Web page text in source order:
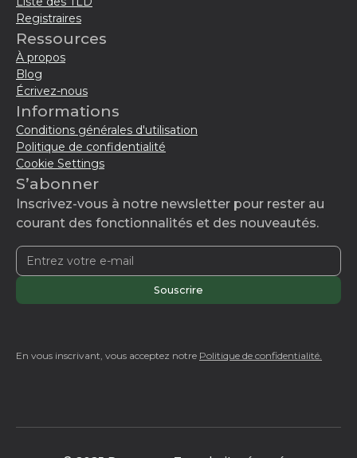
Registraires
Ressources
À propos
Blog
Écrivez-nous
Informations
Conditions générales d'utilisation
Politique de confidentialité
Cookie Settings
S’abonner
Inscrivez-vous à notre newsletter pour rester au
courant des fonctionnalités et des nouveautés.
En vous inscrivant, vous acceptez notre Politique de confidentialité.